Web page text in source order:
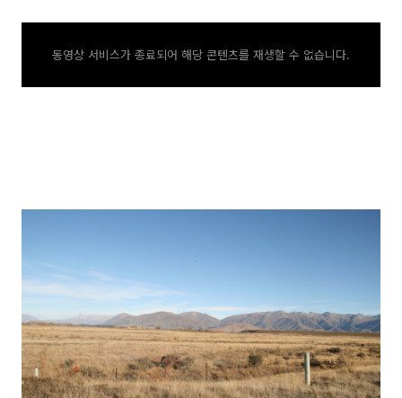
동영상 서비스가 종료되어 해당 콘텐츠를 재생할 수 없습니다.